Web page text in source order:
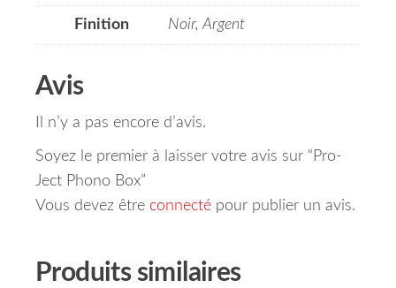
Finition Noir, Argent
Avis
Il n’y a pas encore d’avis.
Soyez le premier à laisser votre avis sur “Pro-
Ject Phono Box”
Vous devez être connecté pour publier un avis.
Produits similaires